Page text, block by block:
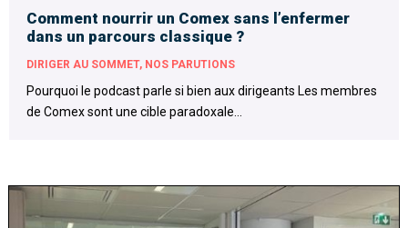
Comment nourrir un Comex sans l’enfermer
dans un parcours classique ?
DIRIGER AU SOMMET, NOS PARUTIONS
Pourquoi le podcast parle si bien aux dirigeants Les membres
de Comex sont une cible paradoxale...